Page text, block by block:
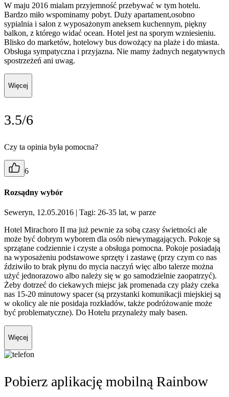
W maju 2016 mialam przyjemność przebywać w tym hotelu.
Bardzo miło wspominamy pobyt. Duży apartament,osobno
sypialnia i salon z wyposażonym aneksem kuchennym, piękny
balkon, z którego widać ocean. Hotel jest na sporym wzniesieniu.
Blisko do marketów, hotelowy bus dowożący na plaże i do miasta.
Obsługa sympatyczna i przyjazna. Nie mamy żadnych negatywnych
spostrzeżeń ani uwag.
Więcej
3.5/6
Czy ta opinia była pomocna?
6
Rozsądny wybór
Seweryn, 12.05.2016 | Tagi: 26-35 lat, w parze
Hotel Mirachoro II ma już pewnie za sobą czasy świetności ale
może być dobrym wyborem dla osób niewymagających. Pokoje są
sprzątane codziennie i czyste a obsługa pomocna. Pokoje posiadają
na wyposażeniu podstawowe sprzęty i zastawę (przy czym co nas
ździwiło to brak płynu do mycia naczyń więc albo talerze można
użyć jednorazowo albo należy się w go samodzielnie zaopatrzyć).
Żeby dotrzeć do ciekawych miejsc jak promenada czy plaży czeka
nas 15-20 minutowy spacer (są przystanki komunikacji miejskiej są
w okolicy ale nie posidaja rozkładów, także podróżowanie może
być problematyczne). Do Hotelu przynależy mały basen.
Więcej
Pobierz aplikację mobilną Rainbow